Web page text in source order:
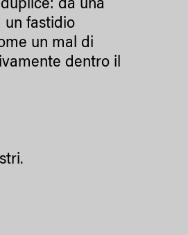
da una
un fastidio
un mal di
dentro il